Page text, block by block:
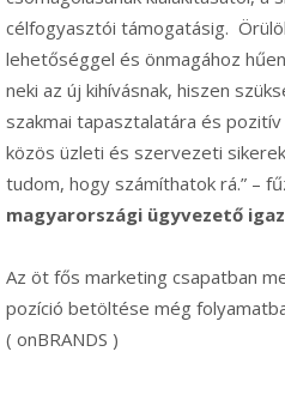
célfogyasztói támogatásig.
lehetőséggel és önmagához
neki az új kihívásnak, hiszen
szakmai tapasztalatára és
közös üzleti és szervezeti
tudom, hogy számíthatok rá.” –
magyarországi ügyvezető
Az öt fős marketing csapatban
pozíció betöltése még
( onBRANDS )